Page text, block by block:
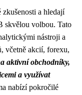
a hledají
skvělou volbou. Tato
nástroji a
včetně akcií, forexu,
aktivní obchodníky,
a využívat
nabízí pokročilé